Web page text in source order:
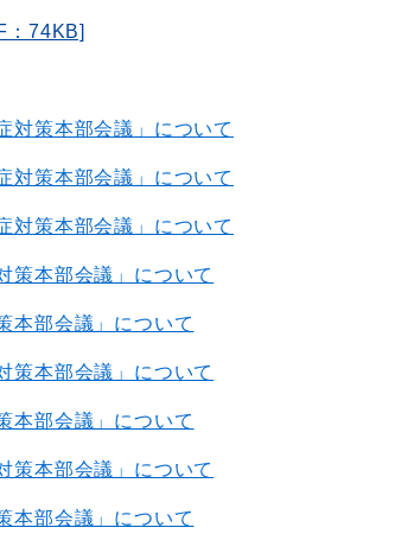
：74KB]
対策本部会議」について
対策本部会議」について
対策本部会議」について
策本部会議」について
本部会議」について
策本部会議」について
本部会議」について
策本部会議」について
本部会議」について